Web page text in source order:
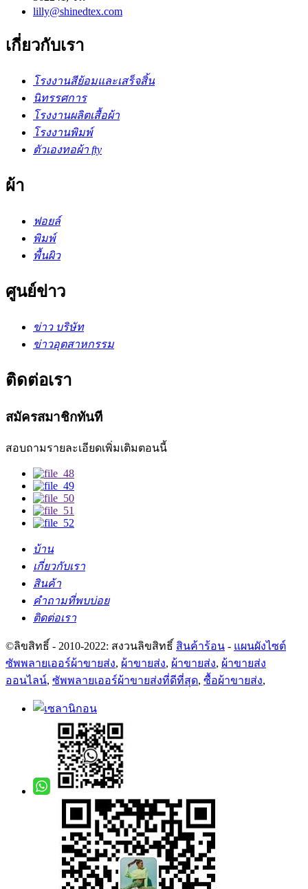
lilly@shinedtex.com
เกี่ยวกับเรา
โรงงานสีย้อมและเสร็จสิ้น
นิทรรศการ
โรงงานผลิตเสื้อผ้า
โรงงานพิมพ์
ตัวเองทอผ้า fty
ผ้า
ฟอยล์
พิมพ์
พื้นผิว
ศูนย์ข่าว
ข่าว บริษัท
ข่าวอุตสาหกรรม
ติดต่อเรา
สมัครสมาชิกทันที
สอบถามรายละเอียดเพิ่มเติมตอนนี้
บ้าน
เกี่ยวกับเรา
สินค้า
คำถามที่พบบ่อย
ติดต่อเรา
©ลิขสิทธิ์ - 2010-2022: สงวนลิขสิทธิ์ สินค้าร้อน - แผนผังไซต์
ซัพพลายเออร์ผ้าขายส่ง, ผ้าขายส่ง, ผ้าขายส่ง, ผ้าขายส่ง
ออนไลน์, ซัพพลายเออร์ผ้าขายส่งที่ดีที่สุด, ซื้อผ้าขายส่ง,